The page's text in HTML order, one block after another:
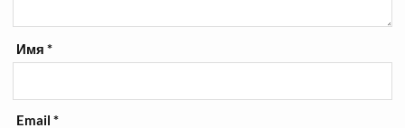
Имя*
Email*